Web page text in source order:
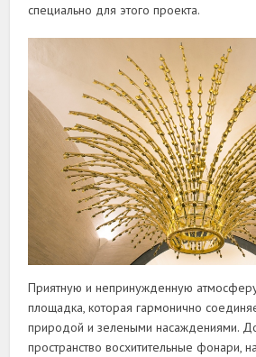
специально для этого проекта.
Приятную и непринужденную
площадка, которая гармонично
природой и зелеными насаждениями.
пространство восхитительные фонари,